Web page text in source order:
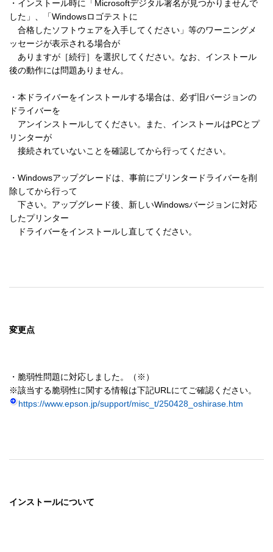
・インストール時に「Microsoftデジタル署名が見つかりませんで
した」、「Windowsロゴテストに
合格したソフトウェアを入手してください」等のワーニングメ
ッセージが表示される場合が
ありますが［続行］を選択してください。なお、インストール
後の動作には問題ありません。
・本ドライバーをインストールする場合は、必ず旧バージョンの
ドライバーを
アンインストールしてください。また、インストールはPCとプ
リンターが
接続されていないことを確認してから行ってください。
・Windowsアップグレードは、事前にプリンタードライバーを削
除してから行って
下さい。アップグレード後、新しいWindowsバージョンに対応
したプリンター
ドライバーをインストールし直してください。
変更点
・脆弱性問題に対応しました。（※）
https://www.epson.jp/support/misc_t/250428_oshirase.htm
インストールについて